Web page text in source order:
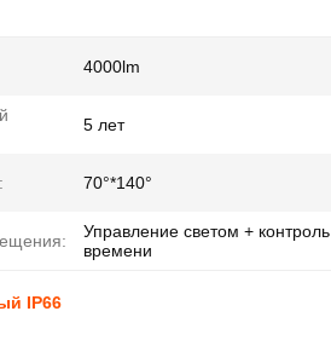
4000lm
5 лет
70°*140°
Управление светом + контроль
времени
IP66